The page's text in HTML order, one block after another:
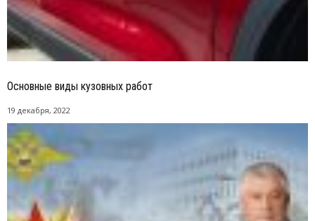
Основные виды кузовных работ
19 декабря, 2022